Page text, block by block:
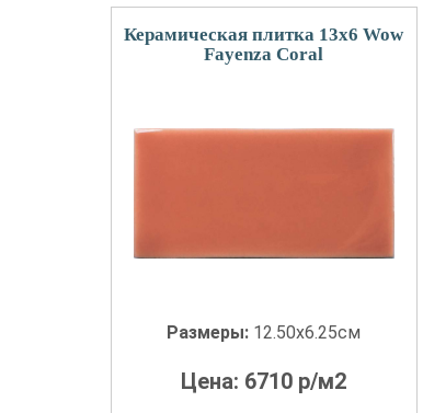
Керамическая плитка 13x6 Wow
Fayenza Coral
Размеры: 12.50x6.25см
Цена: 6710 р/м2